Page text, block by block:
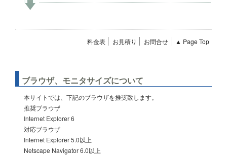
料金表 お見積り お問合せ ▲ Page Top
ブラウザ、モニタサイズについて
本サイトでは、下記のブラウザを推奨致します。
推奨ブラウザ
Internet Explorer 6
対応ブラウザ
Internet Explorer 5.0以上
Netscape Navigator 6.0以上